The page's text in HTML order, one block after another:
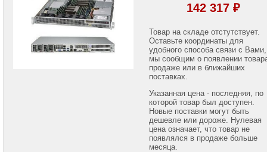
панели
лампы
142 317 ₽
Товар на складе отстутствует.
Оставьте координаты для
удобного способа связи с Вами,
мы сообщим о появлении
продаже или в ближайших
поставках.
Указанная цена - последняя, по
которой товар был доступен.
Новые поставки могут быть
дешевле или дороже. Нулевая
цена означает, что товар не
появлялся в продаже больше
месяца.